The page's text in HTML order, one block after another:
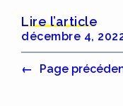
Lire l’article
décembre 4,
← Page